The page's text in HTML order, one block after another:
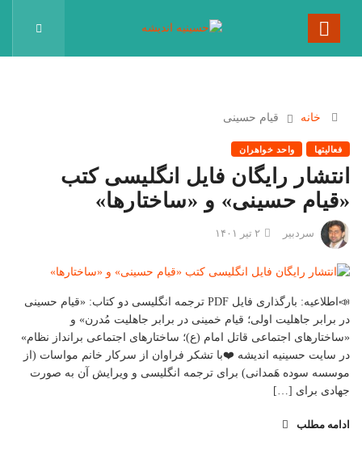
خانه قیام حسینی
فعالیتها واحد خواهران
انتشار رایگان فایل انگلیسی کتب
«قیام حسینی» و «ساختارها»
سردبیر
📣اطلاعیه: بارگذاری فایل PDF ترجمه انگلیسی دو کتاب: «قیام حسینی
در برابر جاهلیت اولی؛ قیام خمینی در برابر جاهلیت مُدرن» و
«ساختارهای اجتماعی قاتل امام (ع)؛ ساختارهای اجتماعی برانداز نظام»
در سایت حسینیه اندیشه ❤️با تشکر فراوان از سرکار خانم مواسات (از
موسسه سوده هَمدانی) برای ترجمه انگلیسی و ویرایش آن به صورت
جهادی برای […]
ادامه مطلب